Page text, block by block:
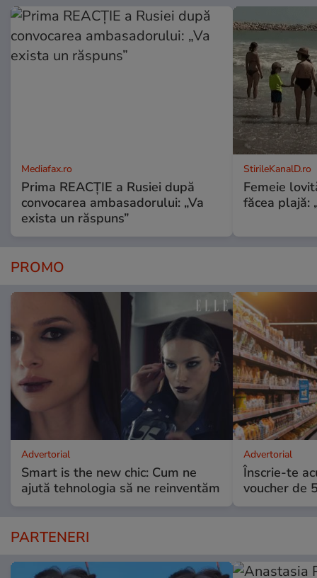
Mediafax.ro
Prima REACȚIE a Rusiei după
convocarea ambasadorului: „Va
exista un răspuns”
StirileKanalD.ro
Femeie
făcea plajă:
PROMO
Advertorial
Smart is the new chic: Cum ne
ajută tehnologia să ne reinventăm
Advertorial
Înscrie-te
voucher de
PARTENERI